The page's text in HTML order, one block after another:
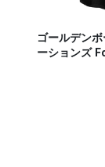
ゴールデン
ーションズ